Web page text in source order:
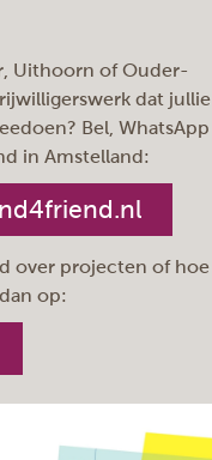
Uithoorn of Ouder-
dat jullie
Bel, WhatsApp
in Amstelland:
over projecten of hoe
op: